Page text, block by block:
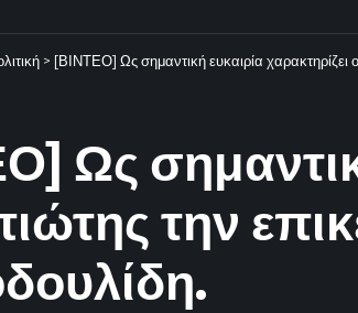
> [ΒΙΝΤΕΟ] Ως σημαντική ευκαιρία χαρακτηρίζει
Ως
την